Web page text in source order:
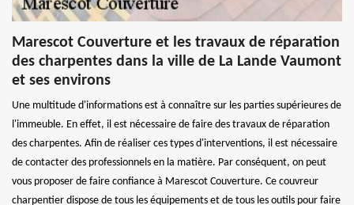
Marescot Couverture et les travaux de réparation
des charpentes dans la ville de La Lande Vaumont
et ses environs
Une multitude d'informations est à connaître sur les parties supérieures de
l'immeuble. En effet, il est nécessaire de faire des travaux de réparation
des charpentes. Afin de réaliser ces types d'interventions, il est nécessaire
de contacter des professionnels en la matière. Par conséquent, on peut
vous proposer de faire confiance à Marescot Couverture. Ce couvreur
charpentier dispose de tous les équipements et de tous les outils pour faire